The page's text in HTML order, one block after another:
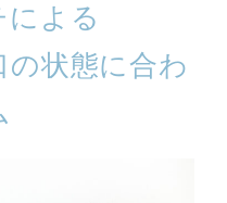
よる
状態に合わ